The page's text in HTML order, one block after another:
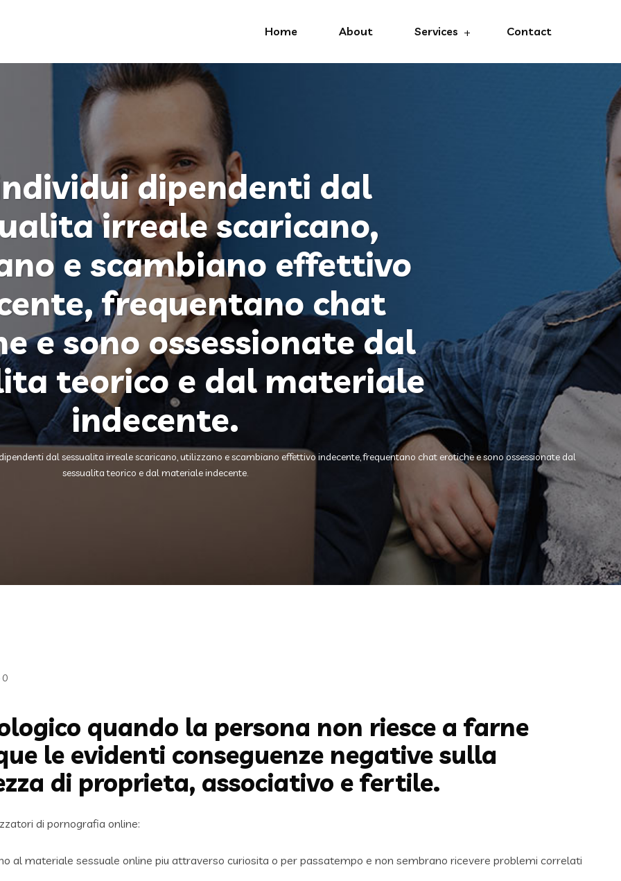
Home About Services Contact
dipendenti dal
irreale scaricano,
e scambiano effettivo
frequentano chat
e sono ossessionate dal
teorico e dal materiale
indecente.
dal sessualita irreale scaricano, utilizzano e scambiano effettivo indecente, frequentano chat erotiche e sono ossessionate dal
sessualita teorico e dal materiale indecente.
0
quando la persona non riesce a farne
le evidenti conseguenze negative sulla
di proprieta, associativo e fertile.
di pornografia online:
al materiale sessuale online piu attraverso curiosita o per passatempo e non sembrano ricevere problemi correlati